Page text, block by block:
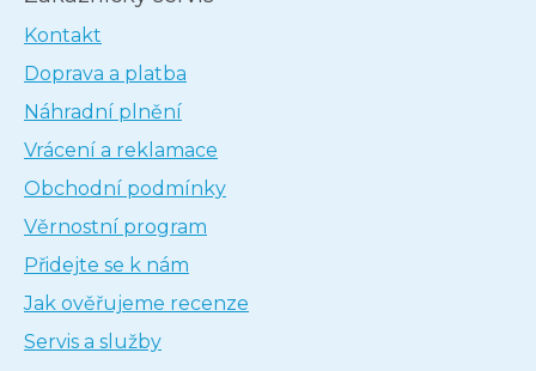
Kontakt
Doprava a platba
Náhradní plnění
Vrácení a reklamace
Obchodní podmínky
Věrnostní program
Přidejte se k nám
Jak ověřujeme recenze
Servis a služby